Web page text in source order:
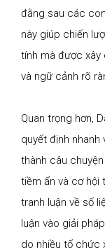
đằng sau các
này giúp chiến
tính mà được xây
và ngữ cảnh rõ
Quan trọng hơn,
quyết định nhanh
thành câu
tiềm ẩn và cơ hội
tranh luận về số
luận vào giải
do nhiều tổ chức